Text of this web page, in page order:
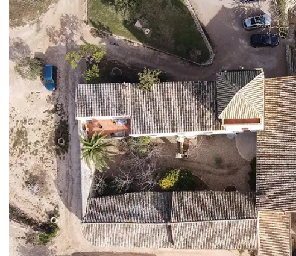
Noruega
País de Gales
Portugal
Polonia
República Checa
Rusia
Serbia
Suecia
Suiza